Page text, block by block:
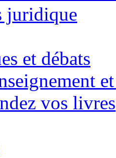
juridique
et débats
vos livres